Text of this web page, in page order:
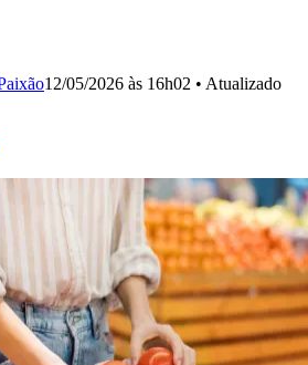
12/05/2026 às 16h02 • Atualizado